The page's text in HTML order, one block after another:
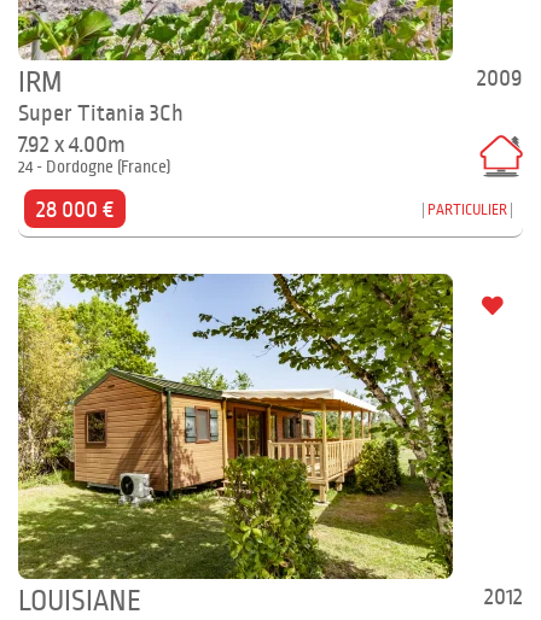
2009
IRM
Super Titania 3Ch
7.92 x 4.00m
24 - Dordogne (France)
28 000 € PARTICULIER
2012
LOUISIANE